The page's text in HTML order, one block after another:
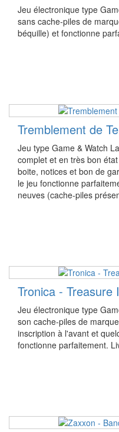
Jeu électronique type
sans cache-piles de
béquille) et fonctionne
Tremblement de
Jeu type Game & Watch
complet et en très bon
boite, notices et bon de
le jeu fonctionne
neuves (cache-piles
Tronica - Treasure
Jeu électronique type
son cache-piles de
inscription à l'avant et
fonctionne parfaitement.